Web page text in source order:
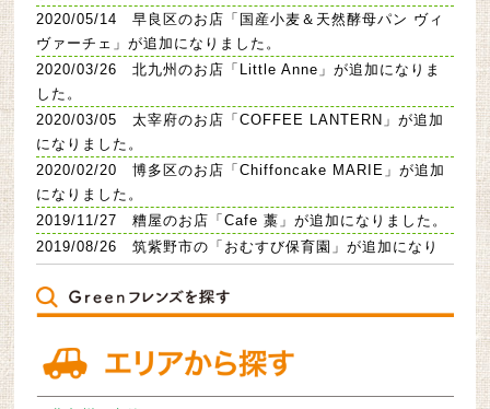
2020/05/14 早良区のお店「国産小麦＆天然酵母パン ヴィ
ヴァーチェ」が追加になりました。
2020/03/26 北九州のお店「Little Anne」が追加になりま
した。
2020/03/05 太宰府のお店「COFFEE LANTERN」が追加
になりました。
2020/02/20 博多区のお店「Chiffoncake MARIE」が追加
になりました。
2019/11/27 糟屋のお店「Cafe 藁」が追加になりました。
2019/08/26 筑紫野市の「おむすび保育園」が追加になり
2019/07/29 北九州市の施設「waft craft organic hair
salon」が追加になりました。
2019/07/29 大野城のお店「天然酵母ぱん 桃花」が追加に
なりました。
2019/07/18 筑豊のお店「青柳酒店 ぐらむキッチン」が追